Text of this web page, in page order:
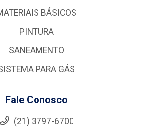
BÁSICOS
PINTURA
SANEAMENTO
PARA GÁS
Fale Conosco
(21) 3797-6700